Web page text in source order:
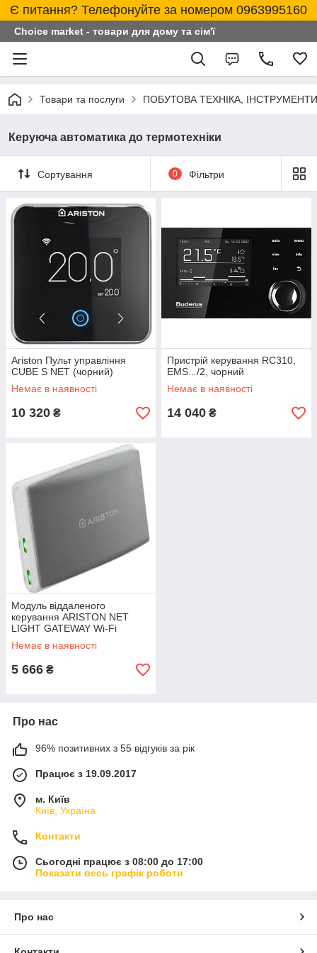
Є питання? Телефонуйте за номером 0963995160
Choice market - товари для дому та сім'ї
Товари та послуги ПОБУТОВА ТЕХНІКА,
Керуюча автоматика до термотехніки
Сортування 0 Фільтри
Ariston Пульт управління
CUBE S NET (чорний)
Немає в наявності
10 320 ₴
Пристрій керування RC310,
EMS.../2, чорний
Немає в наявності
14 040 ₴
Модуль віддаленого
керування ARISTON NET
LIGHT GATEWAY Wi-Fi
Немає в наявності
5 666 ₴
Про нас
96% позитивних з 55 відгуків за рік
Працює з 19.09.2017
м. Київ
Київ, Україна
Контакти
Сьогодні працює з 08:00 до 17:00
Показати весь графік роботи
Про нас